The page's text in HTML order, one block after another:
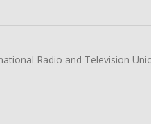
Radio and Television